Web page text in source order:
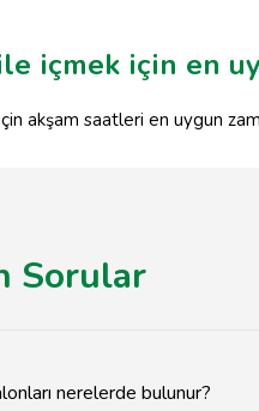
içmek için en
akşam saatleri en uygun
Sorular
nerelerde bulunur?